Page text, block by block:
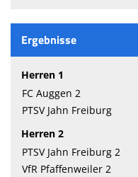
Ergebnisse
Herren 1
FC Auggen 2
PTSV Jahn Freiburg
Herren 2
PTSV Jahn Freiburg 2
VfR Pfaffenweiler 2